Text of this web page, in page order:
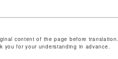
SHOP TOP
content of the page before translation.
you for your understanding in advance.